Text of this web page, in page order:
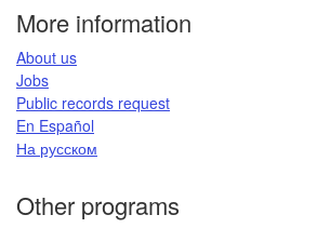
More information
​About us​
Jobs​​
Public records request​
En Español​
На русском
Other programs